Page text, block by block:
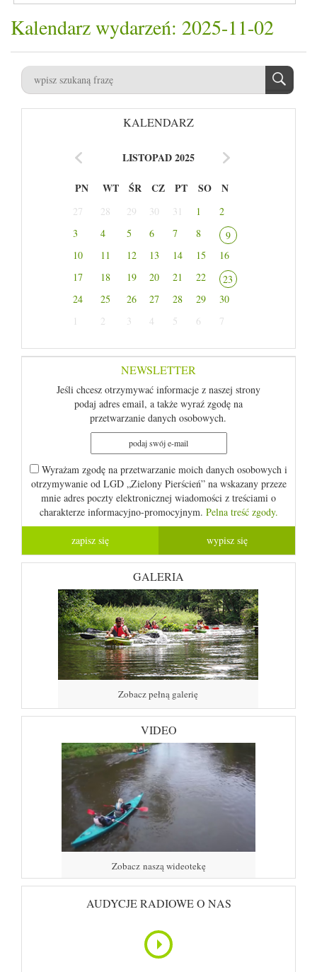
Kalendarz wydarzeń: 2025-11-02
KALENDARZ
LISTOPAD 2025
PN WT ŚR CZ PT SO N
27 28 29 30 31 1
2
3
4 5 6 7 8
9
10
11 12 13 14 15
16
17
18 19 20 21 22
23
24
25 26 27 28 29
30
1
2 3 4 5 6 7
NEWSLETTER
Jeśli chcesz otrzymywać informacje z naszej strony
podaj adres email, a także wyraź zgodę na
przetwarzanie danych osobowych.
Wyrażam zgodę na przetwarzanie moich danych osobowych i
otrzymywanie od LGD „Zielony Pierścień” na wskazany przeze
mnie adres poczty elektronicznej wiadomości z treściami o
charakterze informacyjno-promocyjnym. Pelna treść zgody.
GALERIA
Zobacz pełną galerię
VIDEO
Zobacz naszą wideotekę
AUDYCJE RADIOWE O NAS